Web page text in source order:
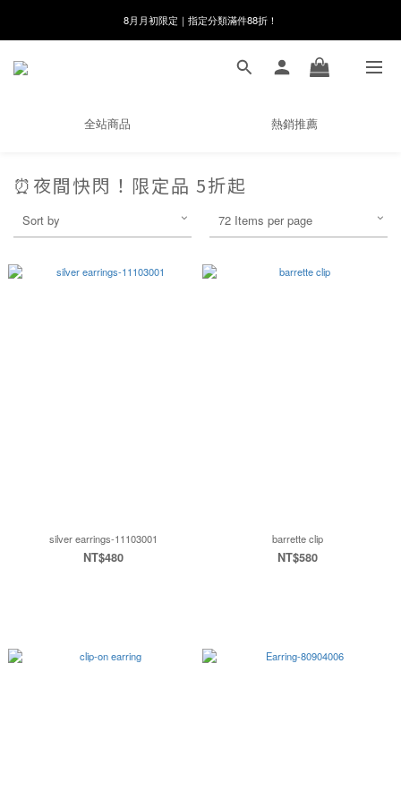
8月月初限定｜指定分類滿件88折！
8月月初限定｜指定分類滿件88折！
線在，好事發生｜祈願新品 第2件享9折
全站商品 熱銷推薦
⏰夜間快閃！限定品 5折起
Sort by 72 Items per page
silver earrings-11103001
NT$480
barrette clip
NT$580